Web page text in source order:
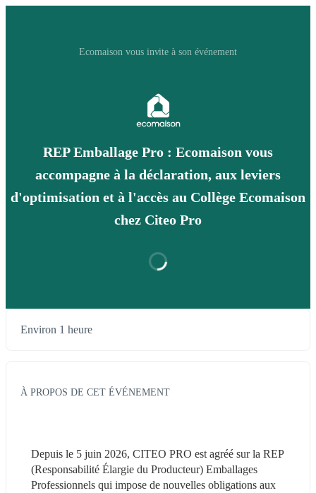
Ecomaison vous invite à son événement
REP Emballage Pro : Ecomaison vous
accompagne à la déclaration, aux leviers
d'optimisation et à l'accès au Collège Ecomaison
chez Citeo Pro
Environ 1 heure
À PROPOS DE CET ÉVÉNEMENT
Depuis le 5 juin 2026, CITEO PRO est agréé sur la REP
(Responsabilité Élargie du Producteur) Emballages
Professionnels qui impose de nouvelles obligations aux